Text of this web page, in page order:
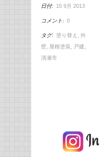
日付: 15 9月 2013
コメント: 0
タグ: 塗り替え
外
壁
屋根塗装 戸建
清瀬市